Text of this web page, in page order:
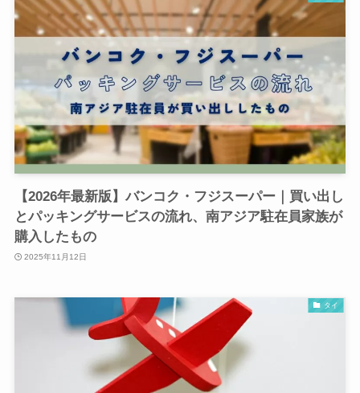
【2026年最新版】バンコク・フジスーパー｜買い出し
とパッキングサービスの流れ、南アジア駐在員家族が
購入したもの
2025年11月12日
タイ